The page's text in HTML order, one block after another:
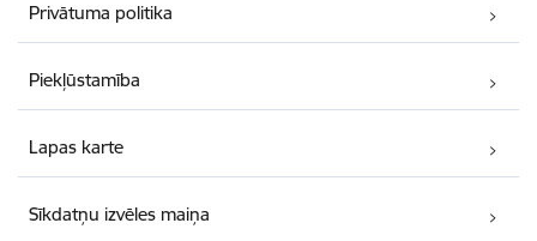
Privātuma politika
Piekļūstamība
Lapas karte
Sīkdatņu izvēles maiņa